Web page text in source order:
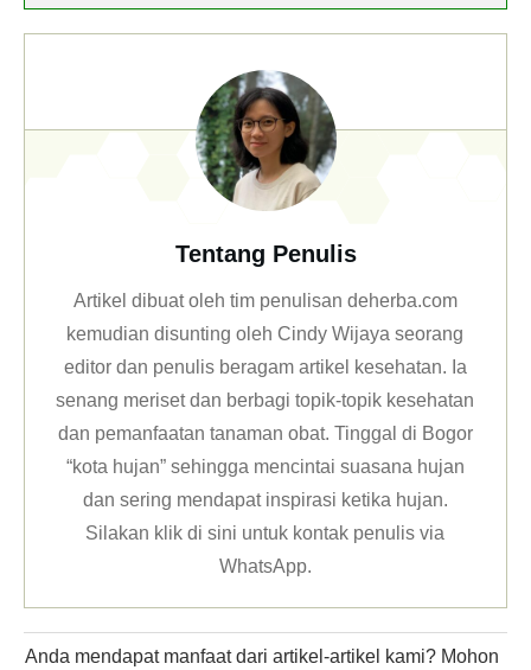
Tentang Penulis
Artikel dibuat oleh tim penulisan deherba.com
kemudian disunting oleh Cindy Wijaya seorang
editor dan penulis beragam artikel kesehatan. Ia
senang meriset dan berbagi topik-topik kesehatan
dan pemanfaatan tanaman obat. Tinggal di Bogor
“kota hujan” sehingga mencintai suasana hujan
dan sering mendapat inspirasi ketika hujan.
Silakan klikdi sini untuk kontak penulis via
WhatsApp.
Anda mendapat manfaat dari artikel-artikel kami? Mohon